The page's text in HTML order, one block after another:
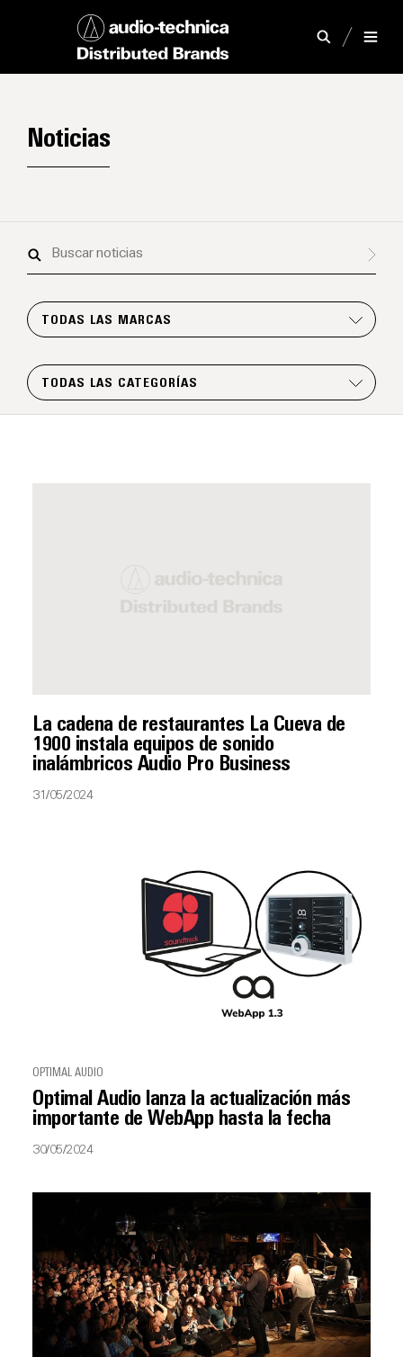
Noticias
Buscar
TODAS LAS MARCAS
TODAS LAS CATEGORÍAS
La cadena de restaurantes La Cueva de
1900 instala equipos de sonido
inalámbricos Audio Pro Business
31/05/2024
OPTIMAL AUDIO
Optimal Audio lanza la actualización más
importante de WebApp hasta la fecha
30/05/2024